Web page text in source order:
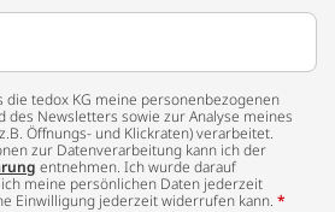
die tedox KG meine personenbezogenen
des Newsletters sowie zur Analyse meines
Öffnungs- und Klickraten) verarbeitet.
zur Datenverarbeitung kann ich der
entnehmen. Ich wurde darauf
meine persönlichen Daten jederzeit
Einwilligung jederzeit widerrufen kann. *